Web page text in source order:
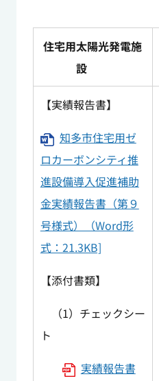
住宅用太陽光発電施
設
【実績報告書】
知多市住宅用ゼ
ロカーボンシティ推
進設備導入促進補助
金実績報告書（第９
号様式）（Word形
式：21.3KB]
【添付書類】
（1）チェックシー
ト
実績報告書